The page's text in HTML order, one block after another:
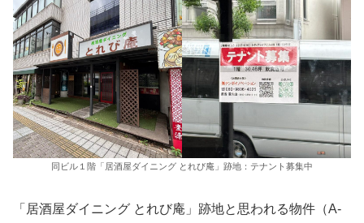
同ビル１階「居酒屋ダイニング とれび庵」跡地：テナント募集中
「居酒屋ダイニング とれび庵」跡地と思われる物件（A-